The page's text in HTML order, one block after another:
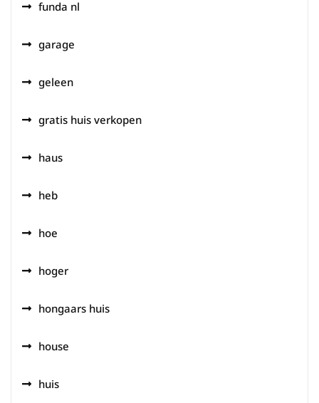
funda nl
garage
geleen
gratis huis verkopen
haus
heb
hoe
hoger
hongaars huis
house
huis